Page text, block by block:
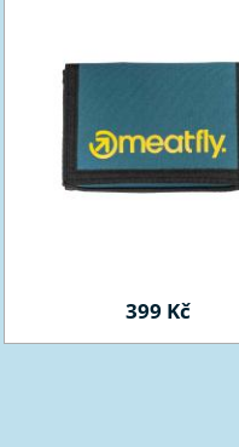
399 Kč